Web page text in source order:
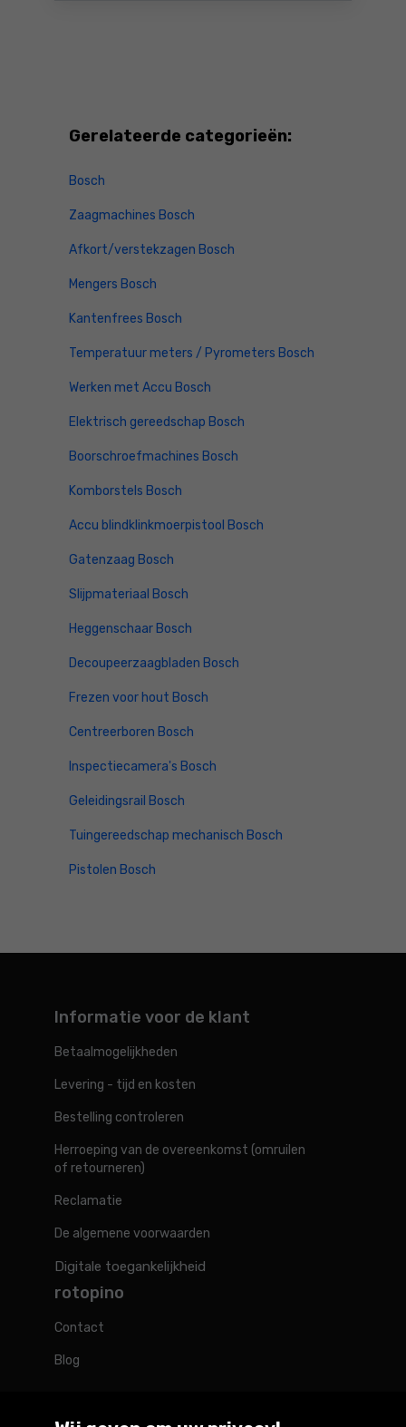
Gerelateerde categorieën:
Bosch
Zaagmachines Bosch
Afkort/verstekzagen Bosch
Mengers Bosch
Kantenfrees Bosch
Temperatuur meters / Pyrometers Bosch
Werken met Accu Bosch
Elektrisch gereedschap Bosch
Boorschroefmachines Bosch
Komborstels Bosch
Accu blindklinkmoerpistool Bosch
Gatenzaag Bosch
Slijpmateriaal Bosch
Heggenschaar Bosch
Decoupeerzaagbladen Bosch
Frezen voor hout Bosch
Centreerboren Bosch
Inspectiecamera's Bosch
Geleidingsrail Bosch
Tuingereedschap mechanisch Bosch
Pistolen Bosch
Informatie voor de klant
Betaalmogelijkheden
Levering - tijd en kosten
Bestelling controleren
Herroeping van de overeenkomst (omruilen
of retourneren)
Reclamatie
De algemene voorwaarden
Digitale toegankelijkheid
rotopino
Contact
Blog